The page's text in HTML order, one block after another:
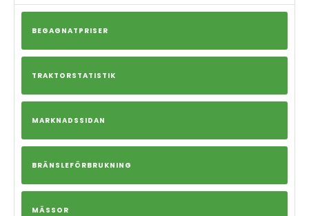
BEGAGNATPRISER
TRAKTORSTATISTIK
MARKNADSSIDAN
BRÄNSLEFÖRBRUKNING
MÄSSOR